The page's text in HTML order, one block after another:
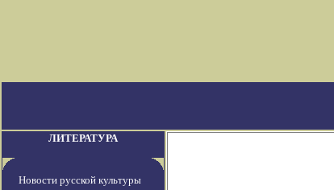
ЛИТЕРАТУРА
Новости русской культуры